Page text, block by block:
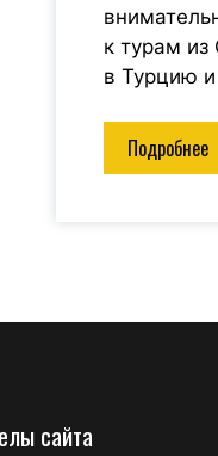
к турам из
в Турцию и
Подробнее
сайта